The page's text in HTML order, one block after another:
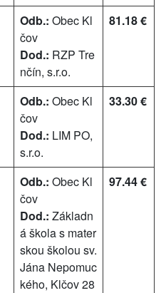
Odb.: Obec Kl
čov
Dod.: RZP Tre
nčín, s.r.o.
81.18 €
Odb.: Obec Kl
čov
Dod.: LIM PO,
s.r.o.
33.30 €
Odb.: Obec Kl
čov
Dod.: Základn
á škola s mater
skou školou sv.
Jána Nepomuc
kého, Klčov 28
97.44 €